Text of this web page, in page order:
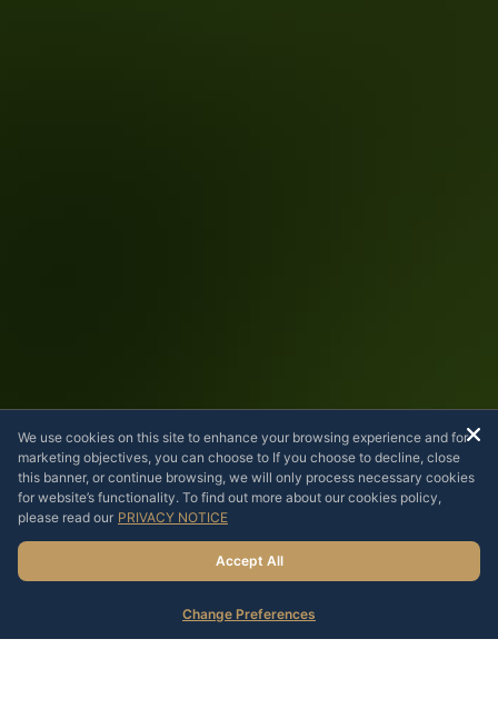
We use cookies on this site to enhance your browsing experience and for
marketing objectives, you can choose to If you choose to decline, close
this banner, or continue browsing, we will only process necessary cookies
for website’s functionality. To find out more about our cookies policy,
please read our PRIVACY NOTICE
Accept All
Change Preferences